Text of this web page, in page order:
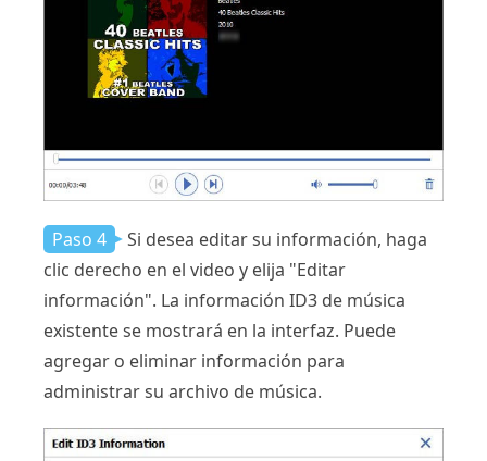
Paso 4
Si desea editar su información, haga
clic derecho en el video y elija "Editar
información". La información ID3 de música
existente se mostrará en la interfaz. Puede
agregar o eliminar información para
administrar su archivo de música.